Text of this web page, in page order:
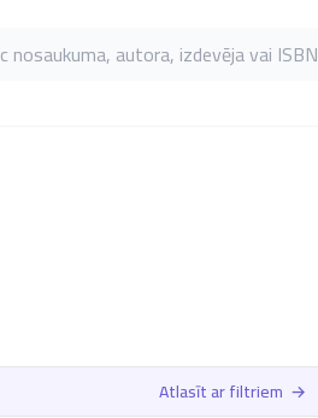
nosaukuma, autora, izdevēja vai ISBN
Atlasīt ar filtriem →